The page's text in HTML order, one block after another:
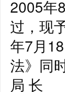
2005年
过，现
年7月
法》同
局 长